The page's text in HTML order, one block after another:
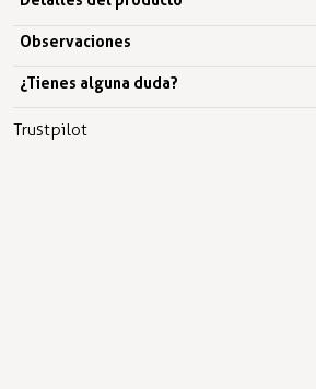
Observaciones
¿Tienes alguna duda?
Trustpilot